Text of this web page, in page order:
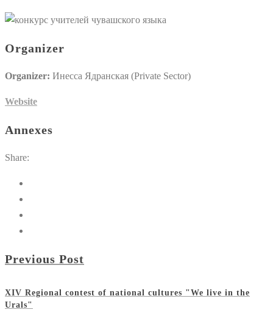
Organizer
Organizer: Инесса Ядранская (Private Sector)
Website
Annexes
Share:
Previous Post
XIV Regional contest of national cultures "We live in the
Urals"